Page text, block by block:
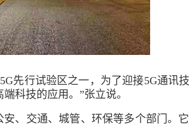
先行试验区之一，为了迎接5G通讯
科技的应用。”张立说。
、交通、城管、环保等多个部门。